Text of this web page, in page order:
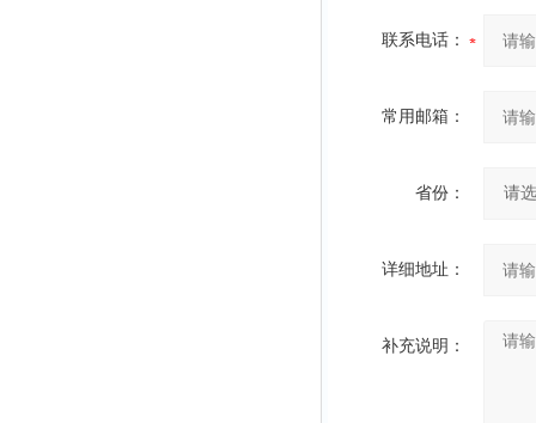
联系电话：
常用邮箱：
省份：
详细地址：
补充说明：